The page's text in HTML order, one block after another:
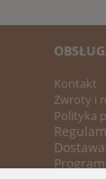
Kontakt
Zwroty i
Polityka